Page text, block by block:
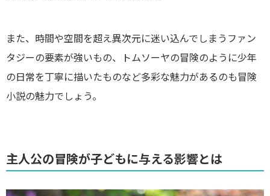
また、時間や空間を超え異次元に迷い込んでしまうファン
タジーの要素が強いもの、トムソーヤの冒険のように少年
の日常を丁寧に描いたものなど多彩な魅力があるのも冒険
小説の魅力でしょう。
主人公の冒険が子どもに与える影響とは